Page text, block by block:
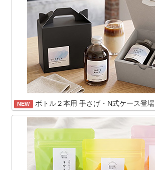
NEW ボトル２本用 手さげ・N式ケース登場